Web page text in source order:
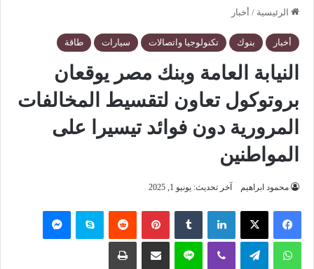
الرئيسية / أخبار
أخبار بنوك تكنولوجيا واتصالات سيارات طاقة
النيابة العامة وبنك مصر يوقعان
بروتوكول تعاون لتقسيط المخالفات
المرورية دون فوائد تيسيرا على
المواطنين
محمود ابراهيم آخر تحديث: يونيو 1, 2025
فيسبوك ‫X لينكدإن بينتيريست سكايب
واتساب تيلقرام لاين